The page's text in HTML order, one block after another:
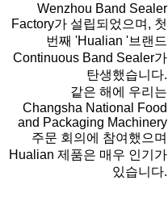
Wenzhou Band Sealer
Factory가 설립되었으며, 첫
번째 'Hualian '브랜드
Continuous Band Sealer가
탄생했습니다.
같은 해에 우리는
Changsha National Food
and Packaging Machinery
주문 회의에 참여했으며
Hualian 제품은 매우 인기가
있습니다.